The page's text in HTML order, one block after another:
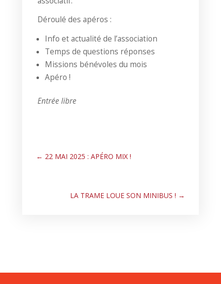
Déroulé des apéros :
Info et actualité de l’association
Temps de questions réponses
Missions bénévoles du mois
Apéro !
Entrée libre
← 22 MAI 2025 : APÉRO MIX !
LA TRAME LOUE SON MINIBUS ! →